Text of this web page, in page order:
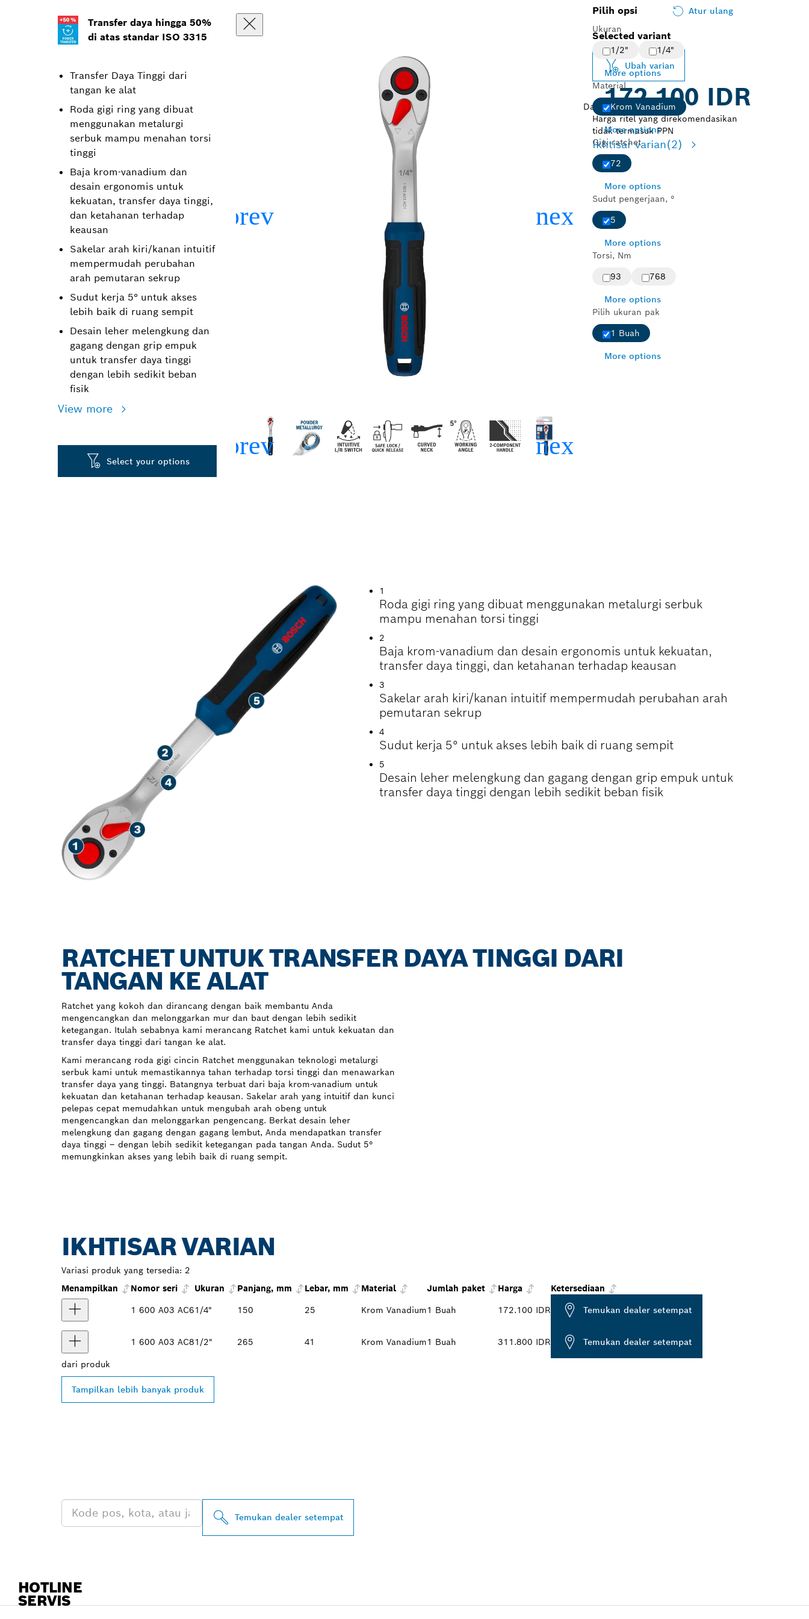
Transfer daya hingga 50%
di atas standar ISO 3315
Transfer Daya Tinggi dari
tangan ke alat
Roda gigi ring yang dibuat
menggunakan metalurgi
serbuk mampu menahan torsi
tinggi
Baja krom-vanadium dan
desain ergonomis untuk
kekuatan, transfer daya tinggi,
dan ketahanan terhadap
keausan
Sakelar arah kiri/kanan intuitif
mempermudah perubahan
arah pemutaran sekrup
Sudut kerja 5° untuk akses
lebih baik di ruang sempit
Desain leher melengkung dan
gagang dengan grip empuk
untuk transfer daya tinggi
dengan lebih sedikit beban
fisik
View more
Select your options
Pilih opsi
Atur ulang
Ukuran
1/2"
1/4"
More options
Material
Krom Vanadium
More options
Gigi ratchet
72
More options
Sudut pengerjaan, °
5
More options
Torsi, Nm
93
768
More options
Pilih ukuran pak
1 Buah
More options
Selected variant
Ubah varian
Dari172.100 IDR
Harga ritel yang direkomendasikan
tidak termasuk PPN
Ikhtisar varian(2)
1
Roda gigi ring yang dibuat menggunakan metalurgi serbuk
mampu menahan torsi tinggi
2
Baja krom-vanadium dan desain ergonomis untuk kekuatan,
transfer daya tinggi, dan ketahanan terhadap keausan
3
Sakelar arah kiri/kanan intuitif mempermudah perubahan arah
pemutaran sekrup
4
Sudut kerja 5° untuk akses lebih baik di ruang sempit
5
Desain leher melengkung dan gagang dengan grip empuk untuk
transfer daya tinggi dengan lebih sedikit beban fisik
RATCHET UNTUK TRANSFER DAYA TINGGI DARI
TANGAN KE ALAT
Ratchet yang kokoh dan dirancang dengan baik membantu Anda
mengencangkan dan melonggarkan mur dan baut dengan lebih sedikit
ketegangan. Itulah sebabnya kami merancang Ratchet kami untuk kekuatan dan
transfer daya tinggi dari tangan ke alat.
Kami merancang roda gigi cincin Ratchet menggunakan teknologi metalurgi
serbuk kami untuk memastikannya tahan terhadap torsi tinggi dan menawarkan
transfer daya yang tinggi. Batangnya terbuat dari baja krom-vanadium untuk
kekuatan dan ketahanan terhadap keausan. Sakelar arah yang intuitif dan kunci
pelepas cepat memudahkan untuk mengubah arah obeng untuk
mengencangkan dan melonggarkan pengencang. Berkat desain leher
melengkung dan gagang dengan gagang lembut, Anda mendapatkan transfer
daya tinggi – dengan lebih sedikit ketegangan pada tangan Anda. Sudut 5°
memungkinkan akses yang lebih baik di ruang sempit.
IKHTISAR VARIAN
Variasi produk yang tersedia: 2
Menampilkan
Nomor seri Ukuran Panjang, mm Lebar, mm Material Jumlah paket Harga
Ketersediaan
1 600 A03 AC61/4" 150 25 Krom Vanadium1 Buah 172.100 IDR Temukan dealer setempat
1 600 A03 AC81/2" 265 41 Krom Vanadium1 Buah 311.800 IDR Temukan dealer setempat
dari produk
Tampilkan lebih banyak produk
Temukan dealer setempat
HOTLINE
SERVIS